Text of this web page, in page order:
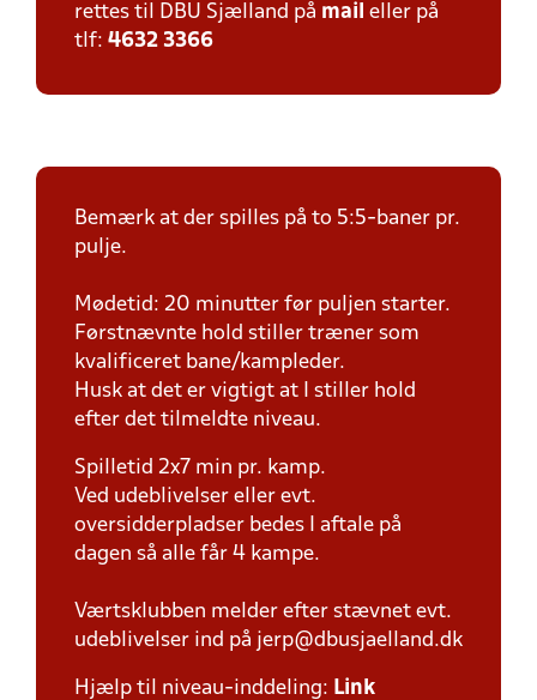
rettes til DBU Sjælland på mail eller på
tlf: 4632 3366
Bemærk at der spilles på to 5:5-baner pr.
pulje.
Mødetid: 20 minutter før puljen starter.
Førstnævnte hold stiller træner som
kvalificeret bane/kampleder.
Husk at det er vigtigt at I stiller hold
efter det tilmeldte niveau.
Spilletid 2x7 min pr. kamp.
Ved udeblivelser eller evt.
oversidderpladser bedes I aftale på
dagen så alle får 4 kampe.
Værtsklubben melder efter stævnet evt.
udeblivelser ind på jerp@dbusjaelland.dk
Hjælp til niveau-inddeling: Link